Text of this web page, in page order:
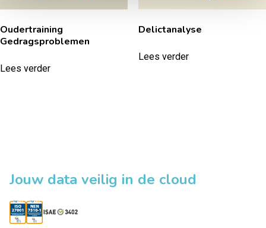
Oudertraining
Gedragsproblemen
Lees verder
Delictanalyse
Lees verder
Jouw data veilig in de cloud